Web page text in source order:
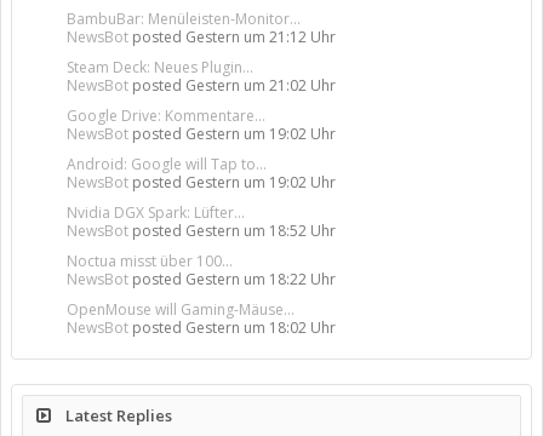
BambuBar: Menüleisten-Monitor...
NewsBot posted Gestern um 21:12 Uhr
Steam Deck: Neues Plugin...
NewsBot posted Gestern um 21:02 Uhr
Google Drive: Kommentare...
NewsBot posted Gestern um 19:02 Uhr
Android: Google will Tap to...
NewsBot posted Gestern um 19:02 Uhr
Nvidia DGX Spark: Lüfter...
NewsBot posted Gestern um 18:52 Uhr
Noctua misst über 100...
NewsBot posted Gestern um 18:22 Uhr
OpenMouse will Gaming-Mäuse...
NewsBot posted Gestern um 18:02 Uhr
Latest Replies